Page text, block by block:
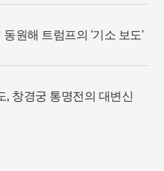
동원해 트럼프의 '기소 보도'
, 창경궁 통명전의 대변신